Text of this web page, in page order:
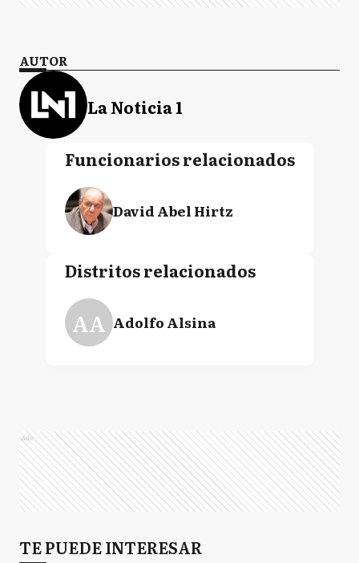
AUTOR
La Noticia 1
Funcionarios relacionados
David Abel Hirtz
Distritos relacionados
AA Adolfo Alsina
Ads
TE PUEDE INTERESAR